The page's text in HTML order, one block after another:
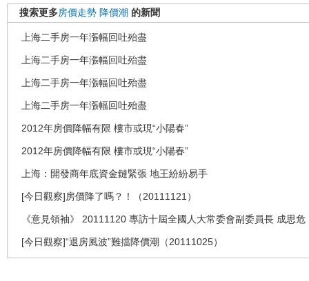
搜索更多房價走勢 降價潮 的新聞
上海二手房一年漲幅回吐殆盡
上海二手房一年漲幅回吐殆盡
上海二手房一年漲幅回吐殆盡
上海二手房一年漲幅回吐殆盡
2012年房價降幅有限 樓市或現“小陽春”
2012年房價降幅有限 樓市或現“小陽春”
上海：開發商年底資金鏈緊張 地王紛紛易手
[今日觀察]房價降了嗎？！（20111121）
《意見領袖》 20111120 專訪十屆全國人大常委會副委員長 成思危
[今日觀察]“退房風波”難擋降價潮（20111025）